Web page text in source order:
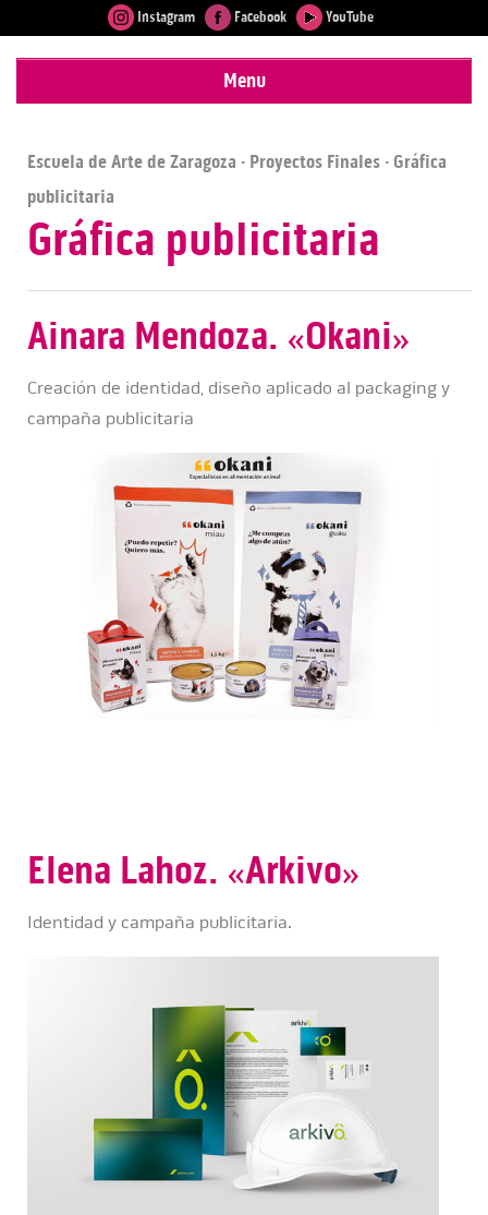
Instagram Facebook YouTube
Menu
Escuela de Arte de Zaragoza · Proyectos Finales · Gráfica
publicitaria
Gráfica publicitaria
Ainara Mendoza. «Okani»
Creación de identidad, diseño aplicado al packaging y
campaña publicitaria
Elena Lahoz. «Arkivo»
Identidad y campaña publicitaria.